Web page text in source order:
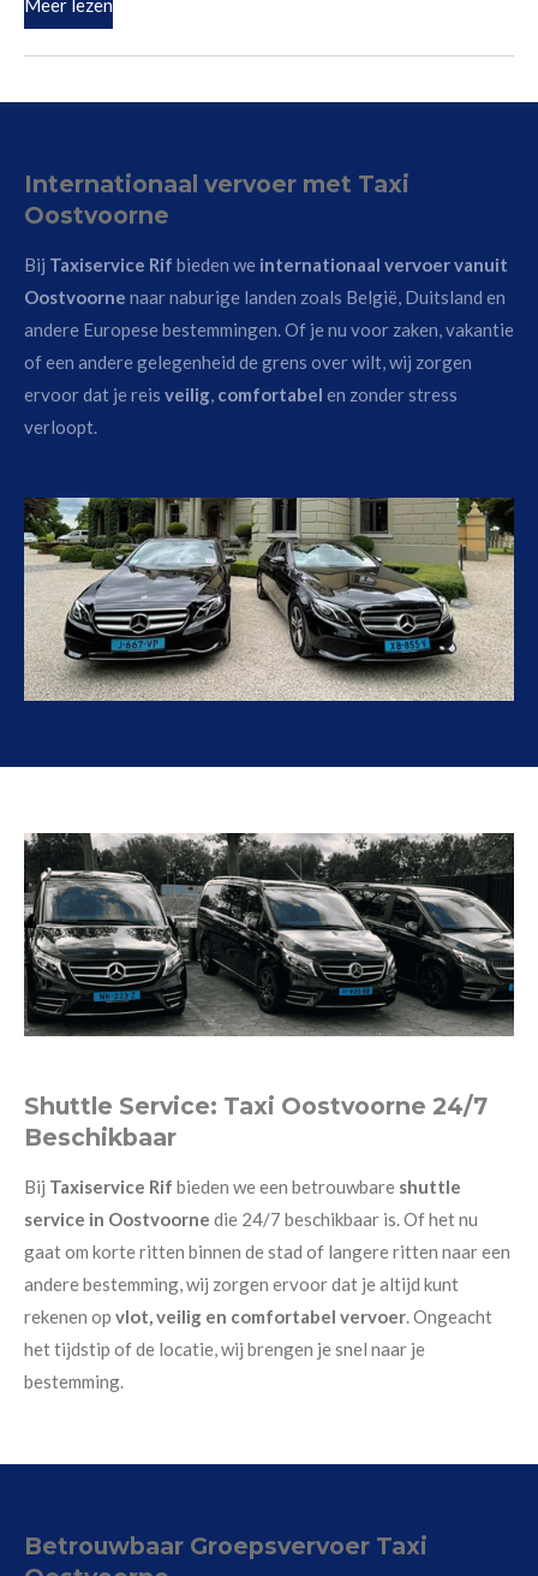
Meer lezen
Internationaal vervoer met Taxi
Oostvoorne
Bij Taxiservice Rif bieden we internationaal vervoer vanuit
Oostvoorne naar naburige landen zoals België, Duitsland en
andere Europese bestemmingen. Of je nu voor zaken, vakantie
of een andere gelegenheid de grens over wilt, wij zorgen
ervoor dat je reis veilig, comfortabel en zonder stress
verloopt.
Shuttle Service: Taxi Oostvoorne 24/7
Beschikbaar
Bij Taxiservice Rif bieden we een betrouwbare shuttle
service in Oostvoorne die 24/7 beschikbaar is. Of het nu
gaat om korte ritten binnen de stad of langere ritten naar een
andere bestemming, wij zorgen ervoor dat je altijd kunt
rekenen op vlot, veilig en comfortabel vervoer . Ongeacht
het tijdstip of de locatie, wij brengen je snel naar je
bestemming.
Betrouwbaar Groepsvervoer Taxi